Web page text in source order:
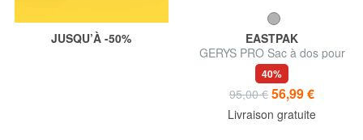
JUSQU’À -50%
EASTPAK
GERYS PRO Sac à dos pour
ordinateur portable 15,6"
40%
95,00 € 56,99 €
Livraison gratuite